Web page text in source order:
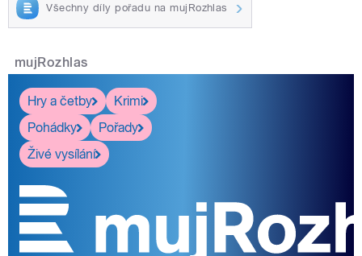
Všechny díly pořadu na mujRozhlas
mujRozhlas
Hry a četby
Krimi
Pohádky
Pořady
Živé vysílání